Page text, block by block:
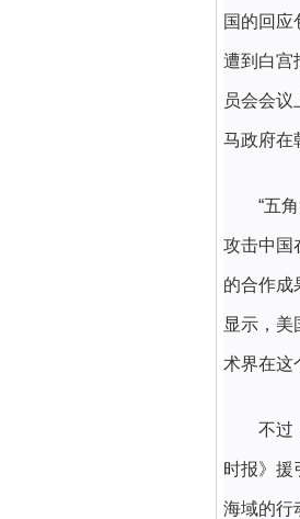
国的回应
遭到白宫
员会会
马政府在
“五
攻击中国
的合作成
显示，美
术界在这
不过
时报》援
海域的行